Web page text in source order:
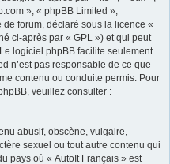
», « phpBB Limited »,
forum, déclaré sous la licence «
ci-après par « GPL ») et qui peut
logiciel phpBB facilite seulement
n’est pas responsable de ce que
contenu ou conduite permis. Pour
veuillez consulter :
abusif, obscène, vulgaire,
sexuel ou tout autre contenu qui
pays où « AutoIt Français » est